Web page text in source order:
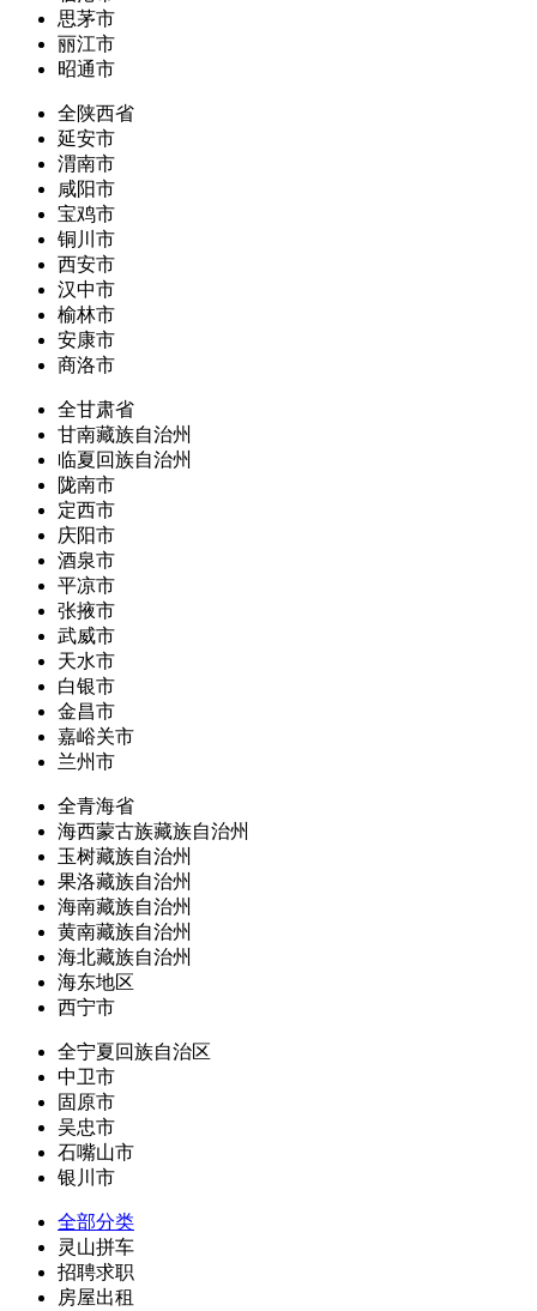
思茅市
丽江市
昭通市
全陕西省
延安市
渭南市
咸阳市
宝鸡市
铜川市
西安市
汉中市
榆林市
安康市
商洛市
全甘肃省
甘南藏族自治州
临夏回族自治州
陇南市
定西市
庆阳市
酒泉市
平凉市
张掖市
武威市
天水市
白银市
金昌市
嘉峪关市
兰州市
全青海省
海西蒙古族藏族自治州
玉树藏族自治州
果洛藏族自治州
海南藏族自治州
黄南藏族自治州
海北藏族自治州
海东地区
西宁市
全宁夏回族自治区
中卫市
固原市
吴忠市
石嘴山市
银川市
全部分类
灵山拼车
招聘求职
房屋出租